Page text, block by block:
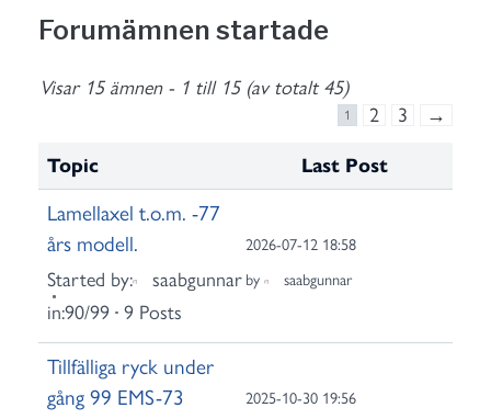
a
r
c
o
r
Forumämnen startade
Visar 15 ämnen - 1 till 15 (av totalt 45)
1 2 3 →
Topic Last Post
Lamellaxel t.o.m. -77
års modell.
Started by:
saabgunnar
in:90/99 9 Posts
2026-07-12 18:58
by
saabgunnar
Tillfälliga ryck under
gång 99 EMS-73
2025-10-30 19:56